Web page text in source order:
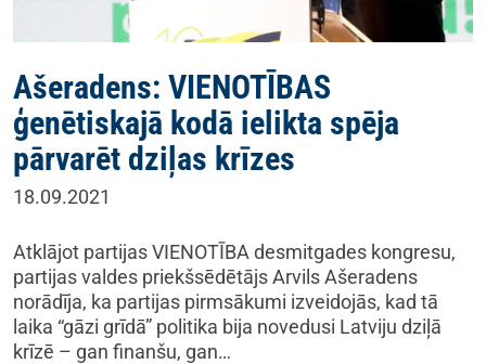
Ašeradens: VIENOTĪBAS
ģenētiskajā kodā ielikta spēja
pārvarēt dziļas krīzes
18.09.2021
Atklājot partijas VIENOTĪBA desmitgades kongresu,
partijas valdes priekšsēdētājs Arvils Ašeradens
norādīja, ka partijas pirmsākumi izveidojās, kad tā
laika “gāzi grīdā” politika bija novedusi Latviju dziļā
krīzē – gan finanšu, gan…